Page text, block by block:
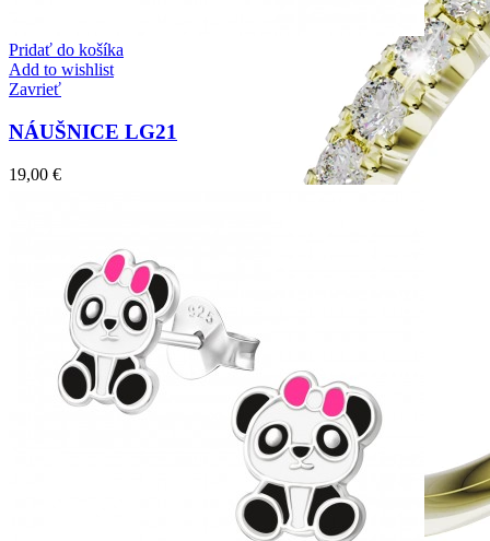
Pridať do košíka
Add to wishlist
Zavrieť
NÁUŠNICE LG21
19,00 €